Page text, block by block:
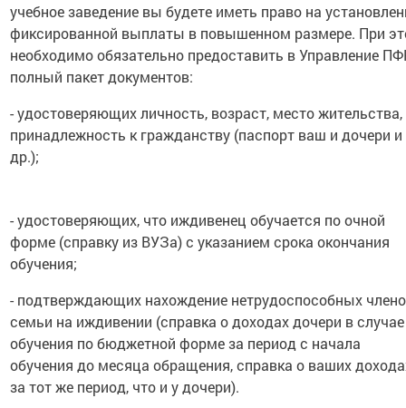
учебное заведение вы будете иметь право на
фиксированной выплаты в повышенном размере. При
необходимо обязательно предоставить в Управление
полный пакет документов:
- удостоверяющих личность, возраст, место жительства,
принадлежность к гражданству (паспорт ваш и дочери и
др.);
- удостоверяющих, что иждивенец обучается по очной
форме (справку из ВУЗа) с указанием срока окончания
обучения;
- подтверждающих нахождение нетрудоспособных
семьи на иждивении (справка о доходах дочери в случае
обучения по бюджетной форме за период с начала
обучения до месяца обращения, справка о ваших
за тот же период, что и у дочери).